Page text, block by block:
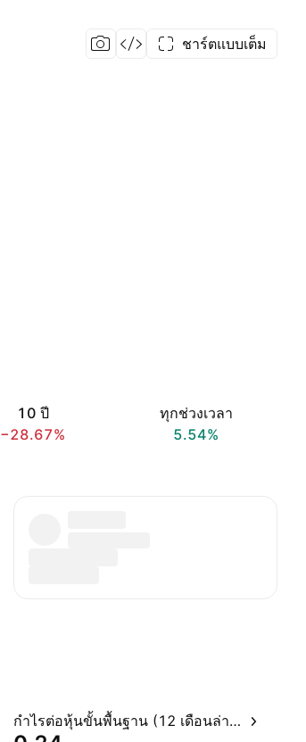
ชาร์ตแบบเต็ม
10 ปี
−28.67%
ทุกช่วงเวลา
5.54%
กำไรต่อหุ้นขั้นพื้นฐาน (12 เดือนล่าสุด)